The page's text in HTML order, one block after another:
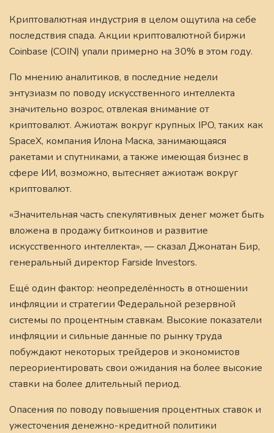
Криптовалютная индустрия в целом ощутила на себе
последствия спада. Акции криптовалютной биржи
Coinbase (COIN) упали примерно на 30% в этом году.
По мнению аналитиков, в последние недели
энтузиазм по поводу искусственного интеллекта
значительно возрос, отвлекая внимание от
криптовалют. Ажиотаж вокруг крупных IPO, таких как
SpaceX, компания Илона Маска, занимающаяся
ракетами и спутниками, а также имеющая бизнес в
сфере ИИ, возможно, вытесняет ажиотаж вокруг
криптовалют.
«Значительная часть спекулятивных денег может быть
вложена в продажу биткоинов и развитие
искусственного интеллекта», — сказал Джонатан Бир,
генеральный директор Farside Investors.
Ещё один фактор: неопределённость в отношении
инфляции и стратегии Федеральной резервной
системы по процентным ставкам. Высокие показатели
инфляции и сильные данные по рынку труда
побуждают некоторых трейдеров и экономистов
переориентировать свои ожидания на более высокие
ставки на более длительный период.
Опасения по поводу повышения процентных ставок и
ужесточения денежно-кредитной политики